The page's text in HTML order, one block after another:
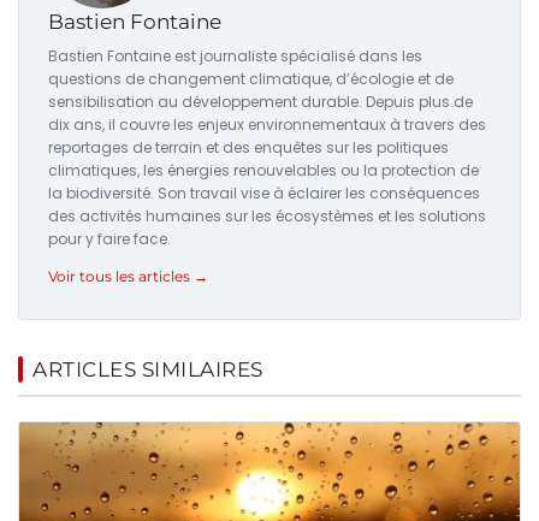
Bastien Fontaine
Bastien Fontaine est journaliste spécialisé dans les
questions de changement climatique, d’écologie et de
sensibilisation au développement durable. Depuis plus de
dix ans, il couvre les enjeux environnementaux à travers des
reportages de terrain et des enquêtes sur les politiques
climatiques, les énergies renouvelables ou la protection de
la biodiversité. Son travail vise à éclairer les conséquences
des activités humaines sur les écosystèmes et les solutions
pour y faire face.
Voir tous les articles →
ARTICLES SIMILAIRES